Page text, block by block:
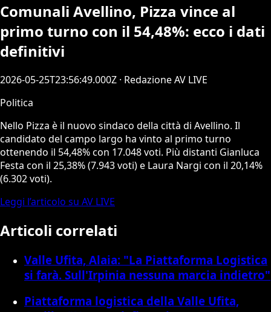
Comunali Avellino, Pizza vince al
primo turno con il 54,48%: ecco i dati
definitivi
2026-05-25T23:56:49.000Z · Redazione AV LIVE
Politica
Nello Pizza è il nuovo sindaco della città di Avellino. Il
candidato del campo largo ha vinto al primo turno
ottenendo il 54,48% con 17.048 voti. Più distanti Gianluca
Festa con il 25,38% (7.943 voti) e Laura Nargi con il 20,14%
(6.302 voti).
Leggi l’articolo su AV LIVE
Articoli correlati
Valle Ufita, Alaia: "La Piattaforma Logistica
si farà. Sull'Irpinia nessuna marcia indietro"
Piattaforma logistica della Valle Ufita,